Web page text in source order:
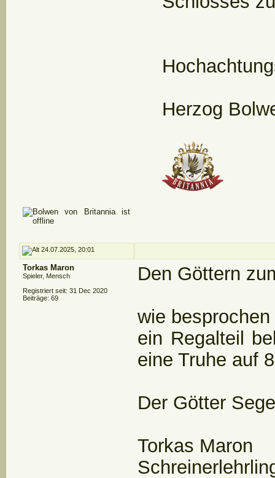
Herzog
24.07.2025, 20:01
Torkas Maron
Spieler, Mensch
Registriert seit: 31 Dec 2020
Beiträge: 69
Den Göttern
wie
ein Regalteil
eine Truhe auf
Der Götter
Torkas Maron